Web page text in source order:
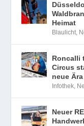
Heimat
Blaulicht,
Roncalli
Circus
neue Ära
Infothek,
Neuer